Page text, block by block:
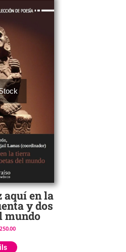
aquí en la
y dos
mundo
250.00